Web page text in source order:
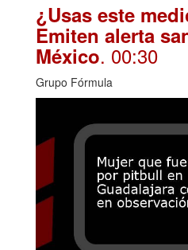
¿Usas este
Emiten alerta
México. 00:30
Grupo Fórmula